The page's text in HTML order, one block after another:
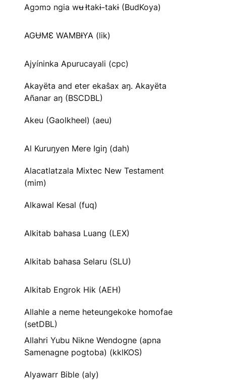
Agɔmɔ ngia wʉ Ɨtakɨ-takɨ (BudKoya)
AGɄMƐ WAMBƗYA (lik)
Ajyíninka Apurucayali (cpc)
Akayëta and eter ekaŝax aŋ. Akayëta
Añanar aŋ (BSCDBL)
Akeu (Gaolkheel) (aeu)
Al Kuruŋyen Mere Igiŋ (dah)
Alacatlatzala Mixtec New Testament
(mim)
Alkawal Kesal (fuq)
Alkitab bahasa Luang (LEX)
Alkitab bahasa Selaru (SLU)
Alkitab Engrok Hik (AEH)
Allahle a neme heteungekoke homofae
(setDBL)
Allahri Yubu Nikne Wendogne (apna
Samenagne pogtoba) (kklKOS)
Alyawarr Bible (aly)